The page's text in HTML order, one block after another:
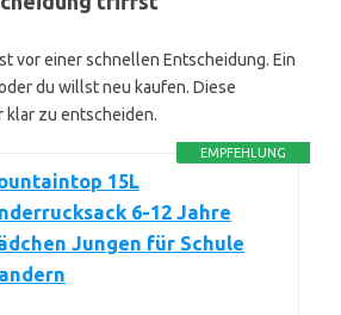
vor einer schnellen Entscheidung. Ein
du willst neu kaufen. Diese
zu entscheiden.
EMPFEHLUNG
15L
6-12 Jahre
Jungen für Schule